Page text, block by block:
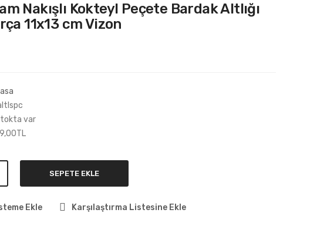
Nakışlı Kokteyl Peçete Bardak Altlığı
11x13 cm Vizon
var
SEPETE EKLE
Ekle Karşılaştırma Listesine Ekle